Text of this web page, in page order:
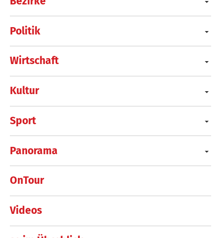
Politik
Wirtschaft
Kultur
Sport
Panorama
OnTour
Videos